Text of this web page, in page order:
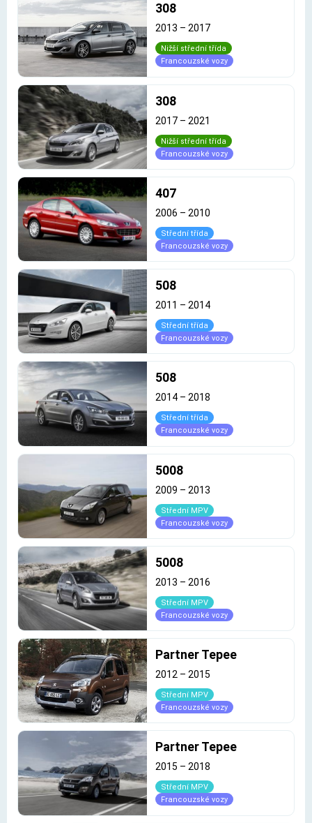
308
2013 – 2017
Nižší střední třída
Francouzské vozy
308
2017 – 2021
Nižší střední třída
Francouzské vozy
407
2006 – 2010
Střední třída
Francouzské vozy
508
2011 – 2014
Střední třída
Francouzské vozy
508
2014 – 2018
Střední třída
Francouzské vozy
5008
2009 – 2013
Střední MPV
Francouzské vozy
5008
2013 – 2016
Střední MPV
Francouzské vozy
Partner Tepee
2012 – 2015
Střední MPV
Francouzské vozy
Partner Tepee
2015 – 2018
Střední MPV
Francouzské vozy